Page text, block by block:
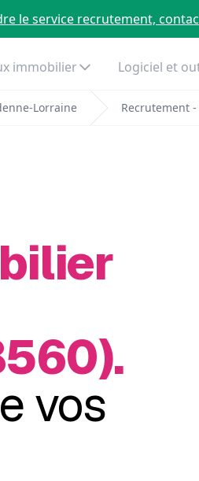
le service recrutement,
immobilier Logiciel et
Lorraine Recrutement
vos